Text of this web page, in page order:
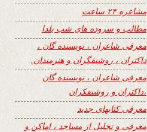
مشاعره ۲۴ ساعت
مطالب و سروده های شب یلدا
معرفی شاعران ، نویسنده گان ،
داکتران ، روشنفگران و هنرمندان.
معرفی شاعران ، نویسنده گان
،داکتران و روشنفکران
معرفی کتابهای جدید
معرفی و تجلیل از مساجد ، اماکن و